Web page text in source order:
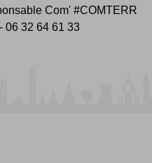
Com' #COMTERR
- 06 32 64 61 33